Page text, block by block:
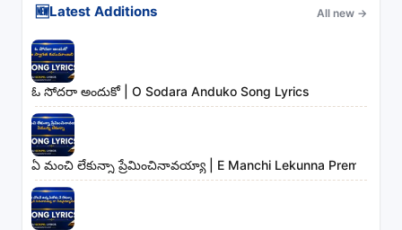
🆕Latest Additions All new →
ఓ సోదరా అందుకో | O Sodara Anduko Song Lyrics
ఏ మంచి లేకున్నా ప్రేమించినావయ్యా | E Manchi Lekunna